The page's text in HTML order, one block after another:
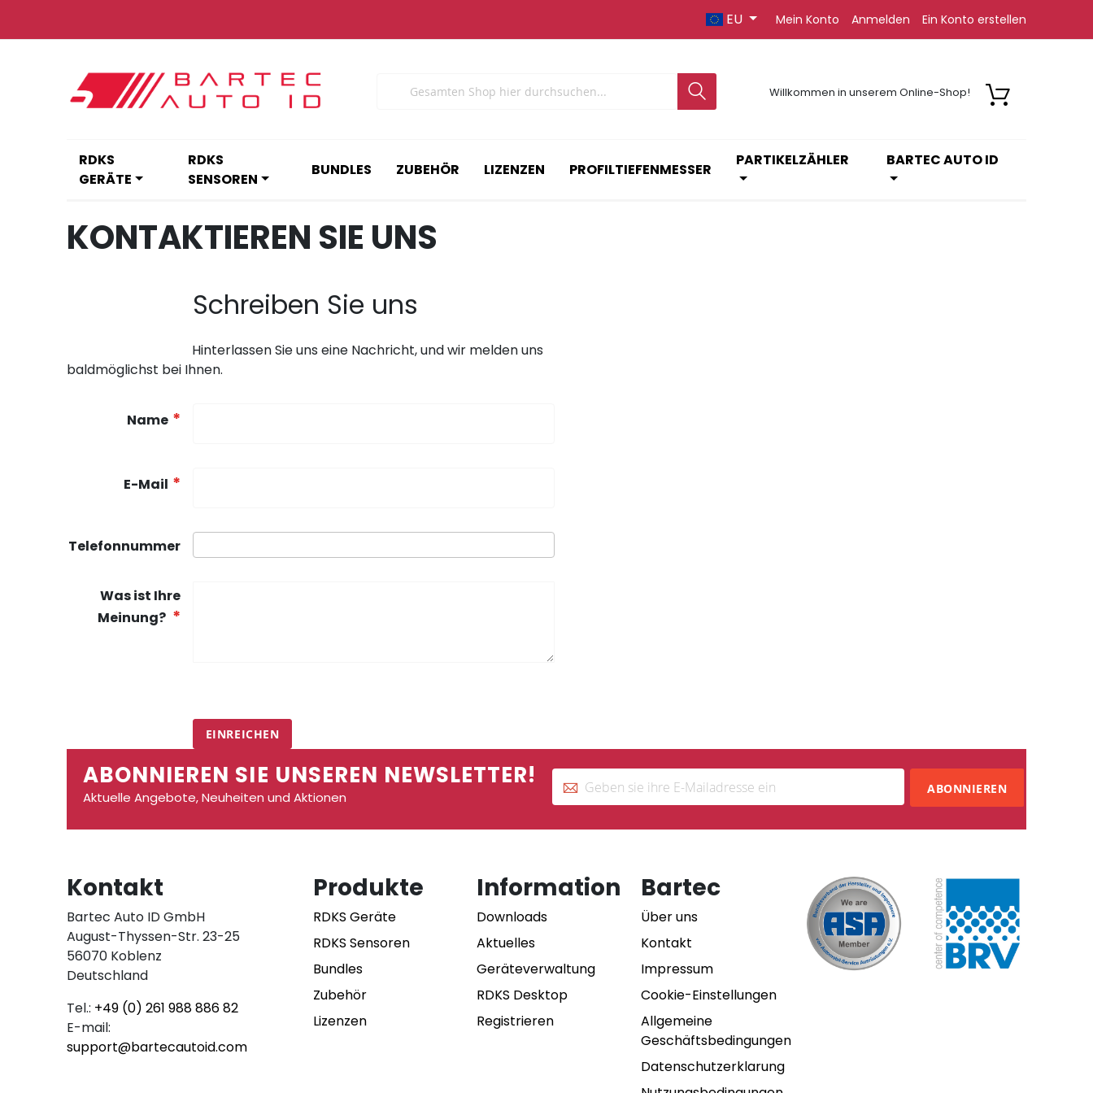
Mein Konto Anmelden Ein Konto erstellen
Inhalt
EU
Willkommen in unserem Online-Shop!
RDKS
GERÄTE
RDKS
SENSOREN
BUNDLES ZUBEHÖR LIZENZEN PROFILTIEFENMESSER
PARTIKELZÄHLER BARTEC AUTO ID
KONTAKTIEREN SIE UNS
Schreiben Sie uns
Hinterlassen Sie uns eine Nachricht, und wir melden uns
baldmöglichst bei Ihnen.
Name
E-Mail
Telefonnummer
Was ist Ihre
Meinung?
EINREICHEN
ABONNIEREN SIE UNSEREN NEWSLETTER!
Aktuelle Angebote, Neuheiten und Aktionen
ABONNIEREN
Kontakt
Bartec Auto ID GmbH
August-Thyssen-Str. 23-25
56070 Koblenz
Deutschland
Tel.: +49 (0) 261 988 886 82
E-mail:
support@bartecautoid.com
Produkte
RDKS Geräte
RDKS Sensoren
Bundles
Zubehör
Lizenzen
Information
Downloads
Aktuelles
Geräteverwaltung
RDKS Desktop
Registrieren
Bartec
Über uns
Kontakt
Impressum
Cookie-Einstellungen
Allgemeine
Geschäftsbedingungen
Datenschutzerklarung